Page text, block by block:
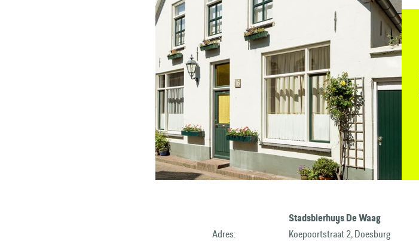
Stadsbierhuys De Waag
Adres:
Koepoortstraat 2, Doesburg